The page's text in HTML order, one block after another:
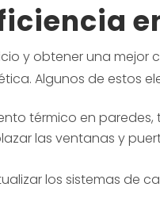
y obtener una
Algunos de estos
térmico en
las ventanas y
los sistemas